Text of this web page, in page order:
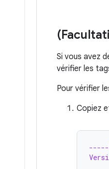
Si vous avez
vérifier les
Pour vérifier
Copiez
-----